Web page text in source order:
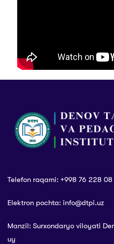
Telefon raqami: +998 76 228
Elektron pochta: info@dtpi.uz
Manzil: Surxondaryo viloyati
uy